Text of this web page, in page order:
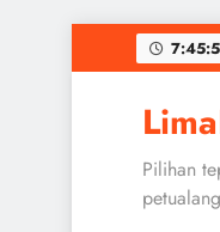
to
Pilihan